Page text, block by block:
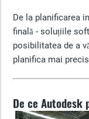
De la planificarea
finală - soluțiile
posibilitatea de a
planifica mai
De ce